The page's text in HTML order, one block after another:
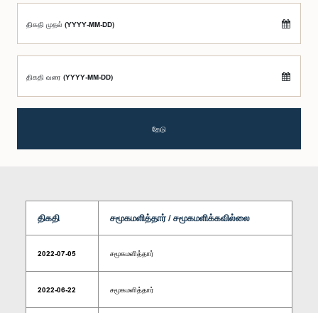
திகதி முதல் (YYYY-MM-DD)
திகதி வரை (YYYY-MM-DD)
தேடு
திகதி சமூகமளித்தார் / சமூகமளிக்கவில்லை
2022-07-05 சமூகமளித்தார்
2022-06-22 சமூகமளித்தார்